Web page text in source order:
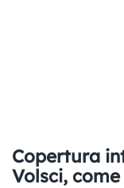
Copertura
Volsci,